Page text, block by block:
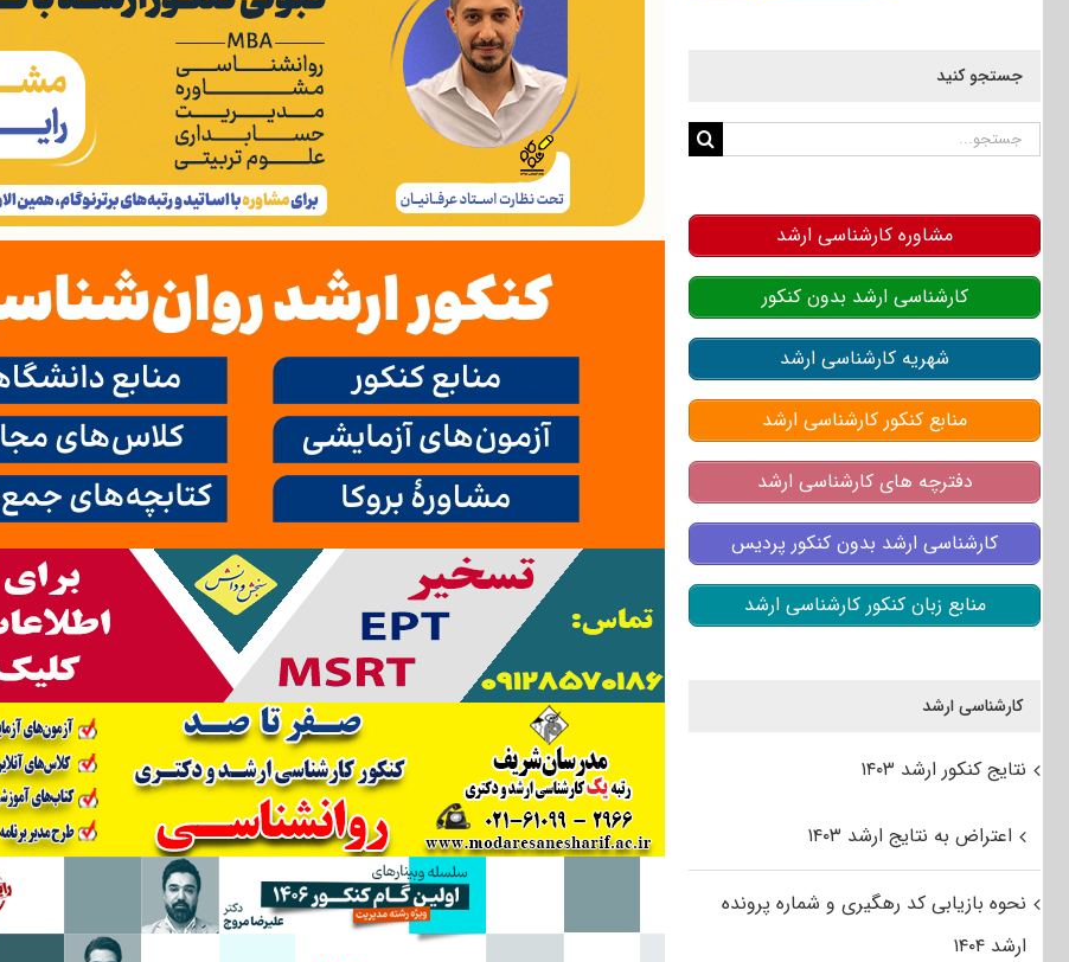
جستجو کنید
جستجو
مشاوره کارشناسی ارشد
کارشناسی ارشد بدون کنکور
شهریه کارشناسی ارشد
منابع کنکور کارشناسی ارشد
دفترچه های کارشناسی ارشد
کارشناسی ارشد بدون کنکور پردیس
منابع زبان کنکور کارشناسی ارشد
کارشناسی ارشد
نتایج کنکور ارشد ۱۴۰۳
اعتراض به نتایج ارشد ۱۴۰۳
نحوه بازیابی کد رهگیری و شماره پرونده
ارشد ۱۴۰۴